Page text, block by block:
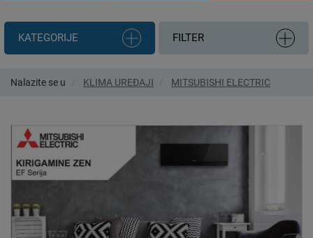
KATEGORIJE FILTER
Nalazite se u KLIMA UREĐAJI MITSUBISHI ELECTRIC